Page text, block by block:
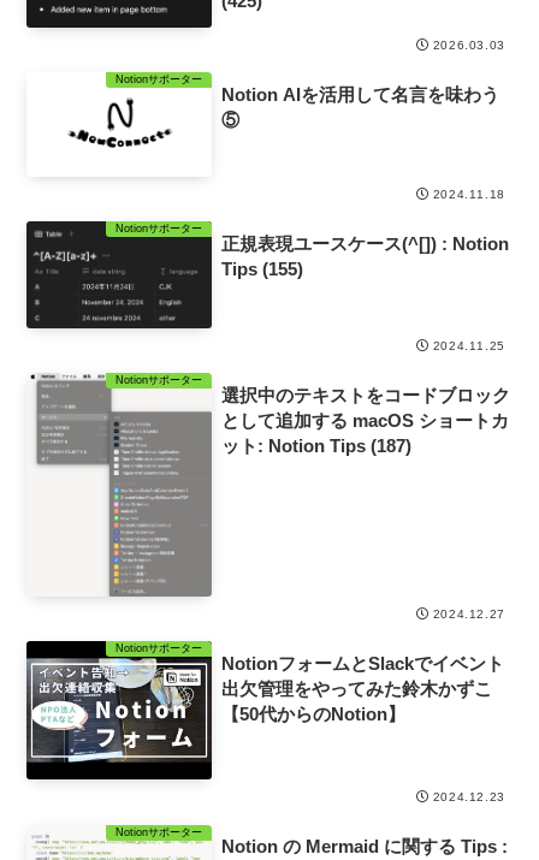
2026.03.03
Notionサポーター
Notion AIを活用して名言を味わう
⑤
2024.11.18
Notionサポーター
正規表現ユースケース(^[]) : Notion
Tips (155)
2024.11.25
Notionサポーター
選択中のテキストをコードブロック
として追加する macOS ショートカ
ット: Notion Tips (187)
2024.12.27
Notionサポーター
NotionフォームとSlackでイベント
出欠管理をやってみた鈴木かずこ
【50代からのNotion】
2024.12.23
Notionサポーター
Notion の Mermaid に関する Tips :